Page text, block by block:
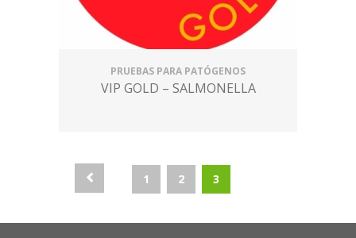
PRUEBAS PARA PATÓGENOS
VIP GOLD – SALMONELLA
1 2 3